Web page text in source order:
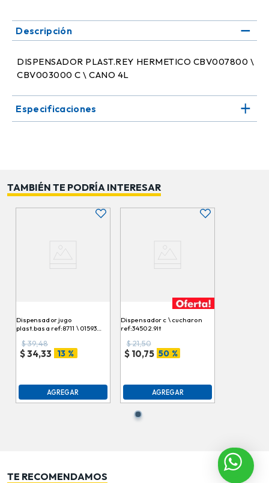
Descripción
DISPENSADOR PLAST.REY HERMETICO CBV007800 \
CBV003000 C \ CANO 4L
Especificaciones
TAMBIÉN TE PODRÍA INTERESAR
Dispensador jugo
plast.basa ref:8711 \ 015930
$39,48
$34,33 13 %
AGREGAR
Dispensador c \ cucharon
ref:3450 2.9lt
$21,50
$ 10,75 50 %
AGREGAR
TE RECOMENDAMOS